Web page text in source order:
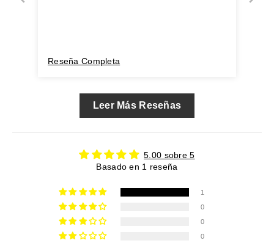
Reseña Completa
Leer Más Reseñas
5.00 sobre 5
Basado en 1 reseña
1
0
0
0